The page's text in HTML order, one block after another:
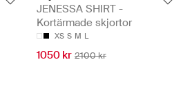
JENESSA SHIRT -
Kortärmade skjortor
XS S M L
1050 kr 2100 kr